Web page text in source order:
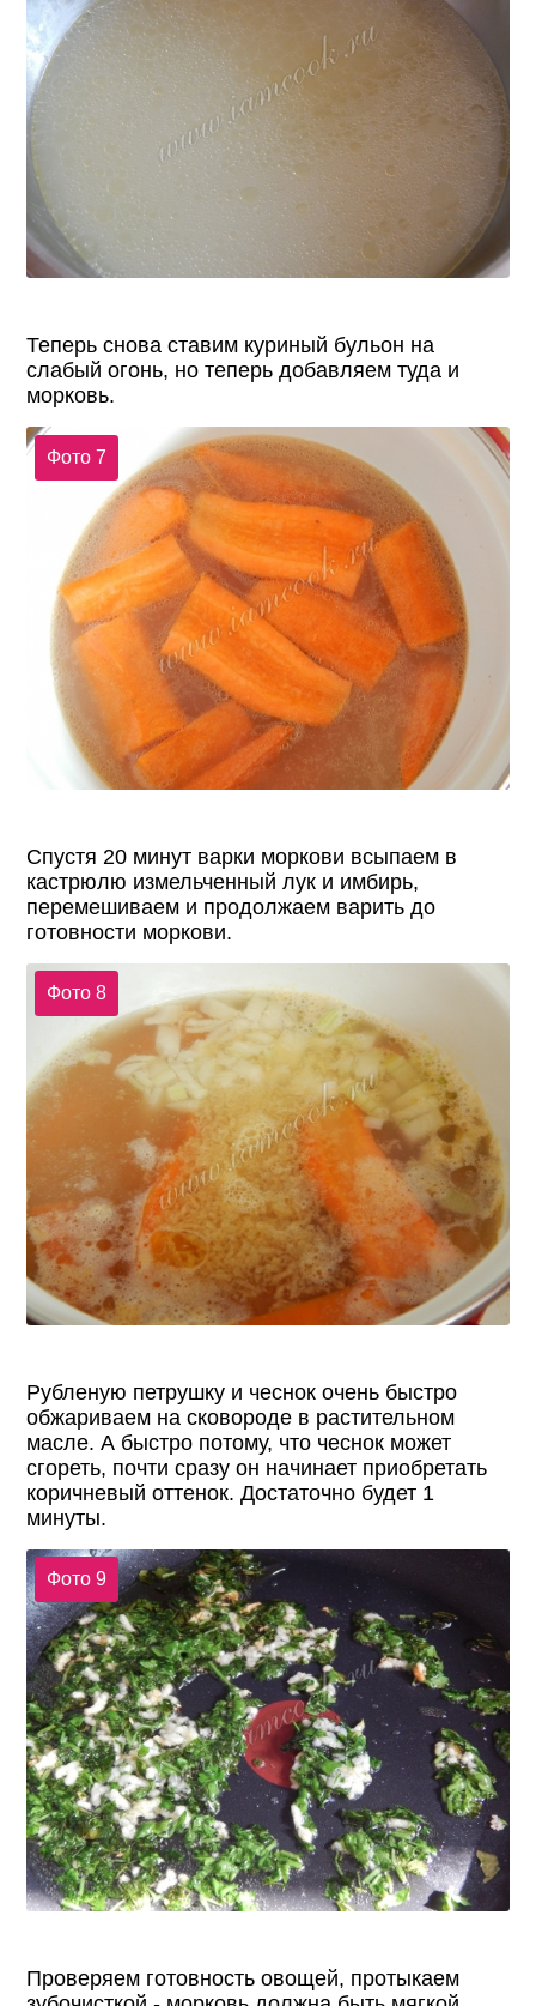
Теперь снова ставим куриный бульон на
слабый огонь, но теперь добавляем туда и
морковь.
Фото 7
Спустя 20 минут варки моркови всыпаем в
кастрюлю измельченный лук и имбирь,
перемешиваем и продолжаем варить до
готовности моркови.
Фото 8
Рубленую петрушку и чеснок очень быстро
обжариваем на сковороде в растительном
масле. А быстро потому, что чеснок может
сгореть, почти сразу он начинает приобретать
коричневый оттенок. Достаточно будет 1
минуты.
Фото 9
Проверяем готовность овощей, протыкаем